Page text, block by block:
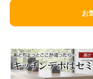
お